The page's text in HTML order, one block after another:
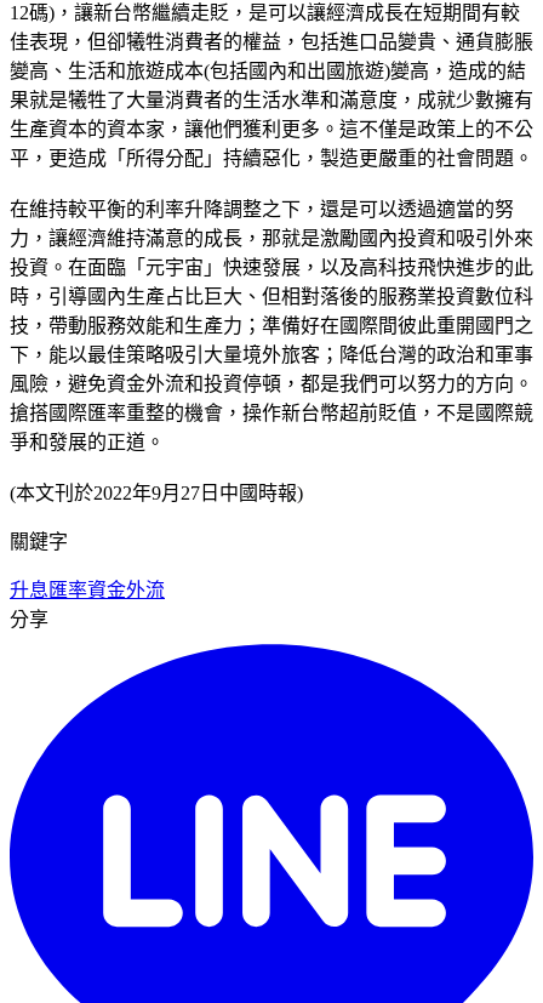
12碼)，讓新台幣繼續走貶，是可以讓經濟成長在短期間有較
佳表現，但卻犧牲消費者的權益，包括進口品變貴、通貨膨脹
變高、生活和旅遊成本(包括國內和出國旅遊)變高，造成的結
果就是犧牲了大量消費者的生活水準和滿意度，成就少數擁有
生產資本的資本家，讓他們獲利更多。這不僅是政策上的不公
平，更造成「所得分配」持續惡化，製造更嚴重的社會問題。
在維持較平衡的利率升降調整之下，還是可以透過適當的努
力，讓經濟維持滿意的成長，那就是激勵國內投資和吸引外來
投資。在面臨「元宇宙」快速發展，以及高科技飛快進步的此
時，引導國內生產占比巨大、但相對落後的服務業投資數位科
技，帶動服務效能和生產力；準備好在國際間彼此重開國門之
下，能以最佳策略吸引大量境外旅客；降低台灣的政治和軍事
風險，避免資金外流和投資停頓，都是我們可以努力的方向。
搶搭國際匯率重整的機會，操作新台幣超前貶值，不是國際競
爭和發展的正道。
(本文刊於2022年9月27日中國時報)
關鍵字
升息 匯率資金外流
分享